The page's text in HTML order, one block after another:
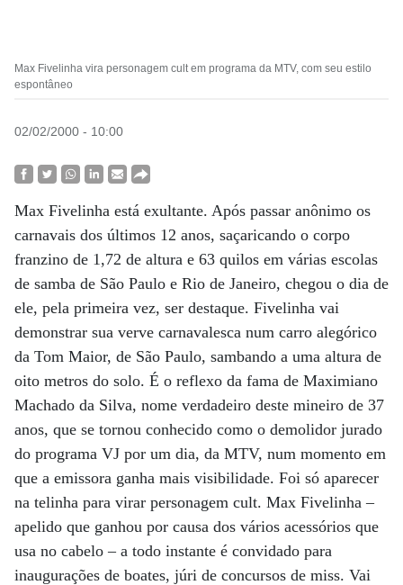
Max Fivelinha vira personagem cult em programa da MTV, com seu estilo
espontâneo
02/02/2000 - 10:00
Max Fivelinha está exultante. Após passar anônimo os
carnavais dos últimos 12 anos, saçaricando o corpo
franzino de 1,72 de altura e 63 quilos em várias escolas
de samba de São Paulo e Rio de Janeiro, chegou o dia de
ele, pela primeira vez, ser destaque. Fivelinha vai
demonstrar sua verve carnavalesca num carro alegórico
da Tom Maior, de São Paulo, sambando a uma altura de
oito metros do solo. É o reflexo da fama de Maximiano
Machado da Silva, nome verdadeiro deste mineiro de 37
anos, que se tornou conhecido como o demolidor jurado
do programa VJ por um dia, da MTV, num momento em
que a emissora ganha mais visibilidade. Foi só aparecer
na telinha para virar personagem cult. Max Fivelinha –
apelido que ganhou por causa dos vários acessórios que
usa no cabelo – a todo instante é convidado para
inaugurações de boates, júri de concursos de miss. Vai